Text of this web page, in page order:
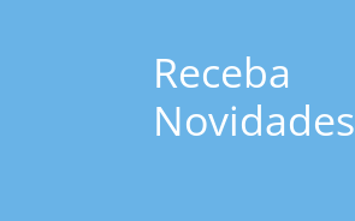
Receba
Novidades